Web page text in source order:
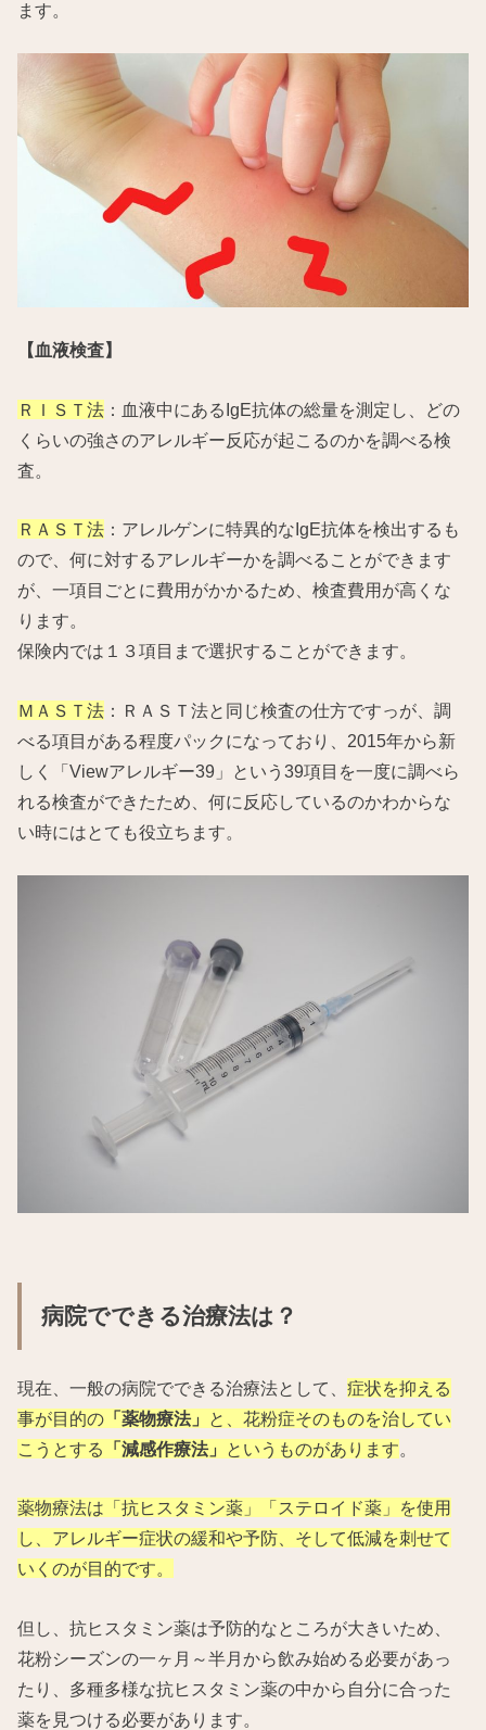
ます。
【血液検査】
ＲＩＳＴ法 ：血液中にあるIgE抗体の総量を測定し、どの
くらいの強さのアレルギー反応が起こるのかを調べる検
査。
ＲＡＳＴ法 ：アレルゲンに特異的なIgE抗体を検出するも
ので、何に対するアレルギーかを調べることができます
が、一項目ごとに費用がかかるため、検査費用が高くな
ります。
保険内では１３項目まで選択することができます。
ＭＡＳＴ法 ：ＲＡＳＴ法と同じ検査の仕方ですっが、調
べる項目がある程度パックになっており、2015年から新
しく「Viewアレルギー39」という39項目を一度に調べら
れる検査ができたため、何に反応しているのかわからな
い時にはとても役立ちます。
病院でできる治療法は？
現在、一般の病院でできる治療法として、症状を抑える
事が目的の 「薬物療法」 と、花粉症そのものを治してい
こうとする
「減感作療法」 というものがあります。
薬物療法は「抗ヒスタミン薬」「ステロイド薬」を使用
し、アレルギー症状の緩和や予防、そして低減を刺せて
いくのが目的です。
但し、抗ヒスタミン薬は予防的なところが大きいため、
花粉シーズンの一ヶ月～半月から飲み始める必要があっ
たり、多種多様な抗ヒスタミン薬の中から自分に合った
薬を見つける必要があります。